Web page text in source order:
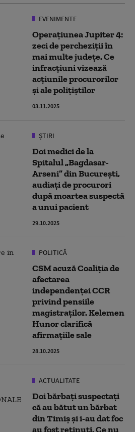
EVENIMENTE
Operațiunea Jupiter 4:
zeci de percheziții în
mai multe județe. Ce
infracțiuni vizează
acțiunile procurorilor
și ale polițiștilor
03.11.2025
ȘTIRI
Doi medici de la
Spitalul „Bagdasar-
Arseni” din București,
audiați de procurori
după moartea suspectă
a unui pacient
29.10.2025
POLITICĂ
CSM acuză Coaliția de
afectarea
independenței CCR
privind pensiile
magistraților. Kelemen
Hunor clarifică
afirmațiile sale
28.10.2025
ACTUALITATE
Doi bărbaţi suspectaţi
că au bătut un bărbat
din Timiș și i-au dat foc
au fost reţinuţi. Ce nu